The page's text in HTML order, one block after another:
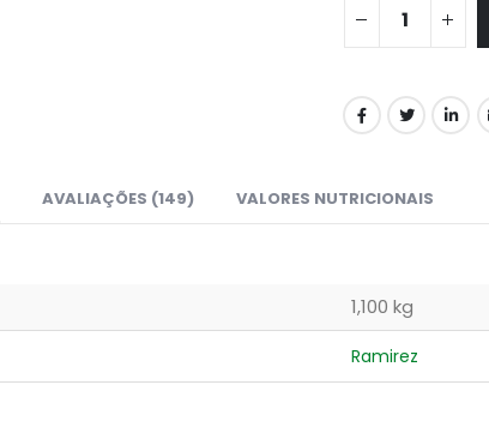
AVALIAÇÕES (149) VALORES NUTRICIONAIS
1,100 kg
Ramirez